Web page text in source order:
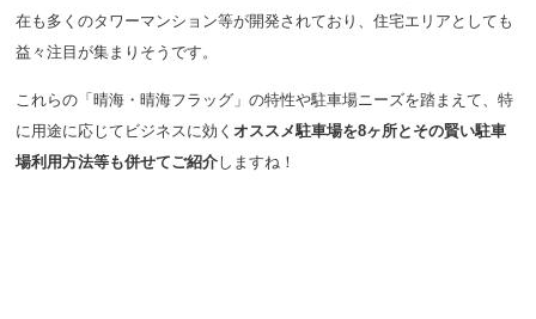
在も多くのタワーマンション等が開発されており、住宅エリアとしても
益々注目が集まりそうです。
これらの「晴海・晴海フラッグ」の特性や駐車場ニーズを踏まえて、特
に用途に応じてビジネスに効くオススメ駐車場を8ヶ所とその賢い駐車
場利用方法等も併せてご紹介しますね！